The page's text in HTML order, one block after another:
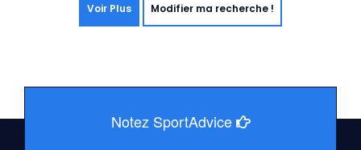
Voir Plus Modifier ma recherche !
Notez SportAdvice